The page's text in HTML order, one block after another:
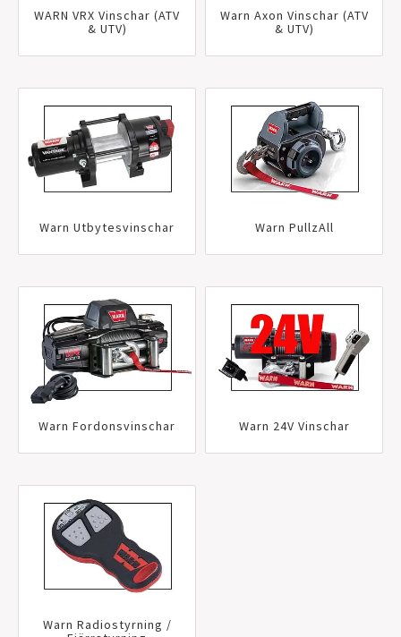
WARN VRX Vinschar (ATV
& UTV)
Warn Axon Vinschar (ATV
& UTV)
Warn Utbytesvinschar Warn PullzAll
Warn Fordonsvinschar Warn 24V Vinschar
Warn Radiostyrning /